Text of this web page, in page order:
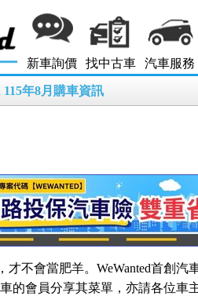
新車詢價 找中古車 汽車服務
115年8月購車資訊
才不會當肥羊。WeWanted首創
車的會員分享其菜單，亦請各位